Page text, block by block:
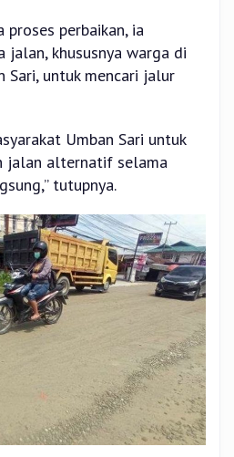
perbaikan, ia
jalan, khususnya warga di
Sari, untuk mencari jalur
Umban Sari untuk
jalan alternatif selama
tutupnya.